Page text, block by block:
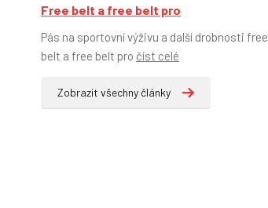
Free belt a free belt pro
Pás na sportovní výživu a další drobnosti free
belt a free belt pro číst celé
Zobrazit všechny články